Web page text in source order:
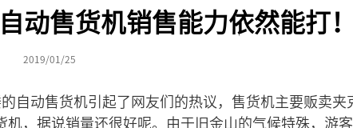
动售货机销售能力依然能打！
2019/01/25
自动售货机引起了网友们的热议，售货机主要贩卖夹
，据说销量还很好呢。由于旧金山的气候特殊，游